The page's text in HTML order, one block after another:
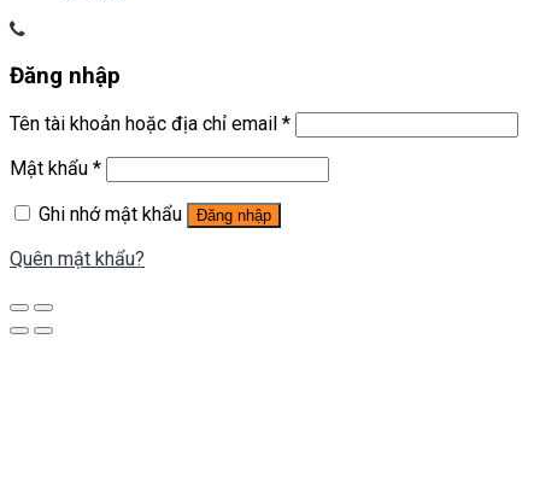
Đăng nhập
Tên tài khoản hoặc địa chỉ email *
Mật khẩu *
Ghi nhớ mật khẩu
Đăng nhập
Quên mật khẩu?